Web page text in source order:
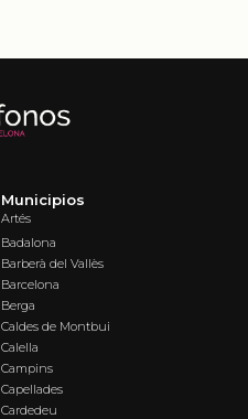
Municipios
Artés
Badalona
Barberà del Vallès
Barcelona
Berga
Caldes de Montbui
Calella
Campins
Capellades
Cardedeu